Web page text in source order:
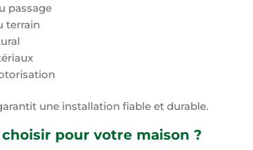
passage
terrain
une installation fiable et durable.
pour votre maison ?